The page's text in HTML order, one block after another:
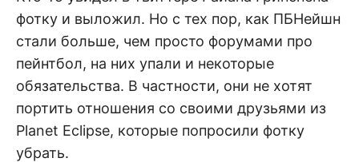
фотку и выложил. Но с тех пор, как ПБНейшн
стали больше, чем просто форумами про
пейнтбол, на них упали и некоторые
обязательства. В частности, они не хотят
портить отношения со своими друзьями из
Planet Eclipse, которые попросили фотку
убрать.